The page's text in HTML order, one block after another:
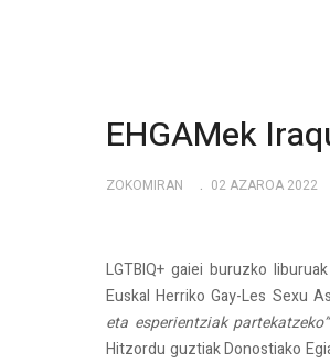
EHGAMek
ZOKOMIRAN 02 AZAROA 2022
LGTBIQ+ gaiei buruzko
Euskal Herriko Gay-Les Sexu
eta esperientziak partekatzeko”
Hitzordu guztiak Donostiako